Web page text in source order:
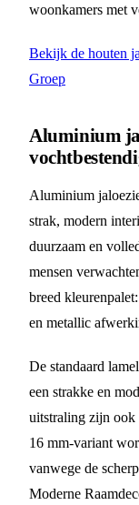
woonkamers met
Bekijk de houten
Groep
Aluminium
Aluminium
strak, modern
duurzaam en
mensen
breed
en metallic
De standaard
een strakke en
uitstraling zijn ook
16 mm-variant
vanwege de
Moderne